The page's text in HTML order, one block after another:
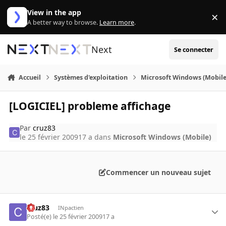
Aller au contenu
View in the app
A better way to browse. Learn more. ×
Next Se connecter
Accueil Systèmes d'exploitation Microsoft Windows
[LOGICIEL] probleme affichage
Parcruz83
le 25 février 200917 a dans Microsoft Windows (Mobile)
Commencer un nouveau sujet
cruz83 INpactien
Posté(e) le 25 février 200917 a